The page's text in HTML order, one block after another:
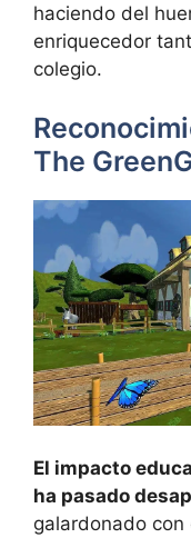
haciendo del
enriquecedor
colegio.
The
El impacto
ha pasado
galardonado con